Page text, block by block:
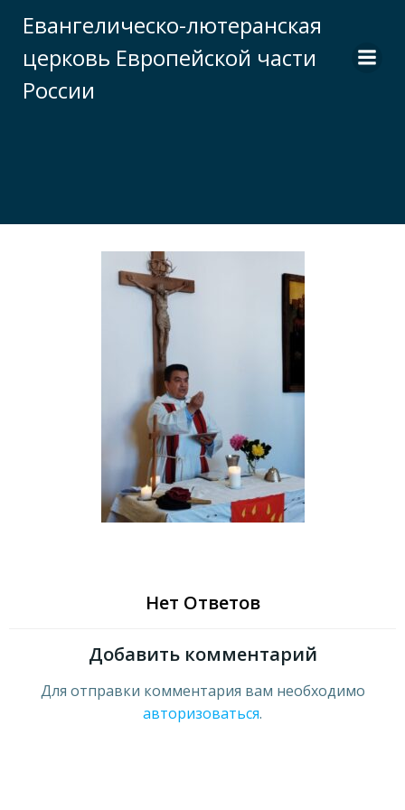
к
содержимому
Евангелическо-лютеранская
церковь Европейской части
России
Нет Ответов
Добавить комментарий
Для отправки комментария вам необходимо
авторизоваться.